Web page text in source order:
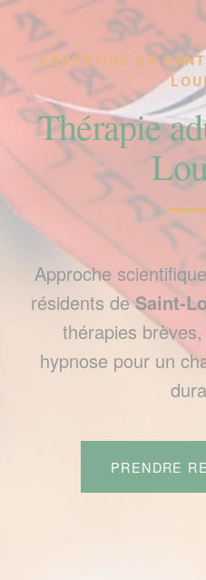
EXPERTISE EN
Thérapie
Approche
résidents deSaint-
thérapies
hypnose pour un
PRENDRE